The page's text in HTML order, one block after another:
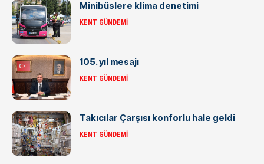
Minibüslere klima denetimi
KENT GÜNDEMI
105. yıl mesajı
KENT GÜNDEMI
Takıcılar Çarşısı konforlu hale geldi
KENT GÜNDEMI